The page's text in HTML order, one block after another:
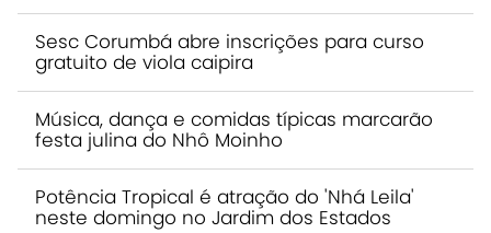
Sesc Corumbá abre inscrições para curso
gratuito de viola caipira
Música, dança e comidas típicas marcarão
festa julina do Nhô Moinho
Potência Tropical é atração do 'Nhá Leila'
neste domingo no Jardim dos Estados